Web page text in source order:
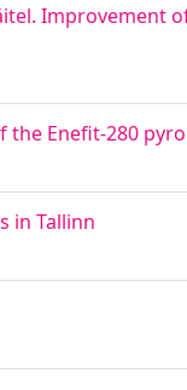
Improvement
Enefit-280
in Tallinn